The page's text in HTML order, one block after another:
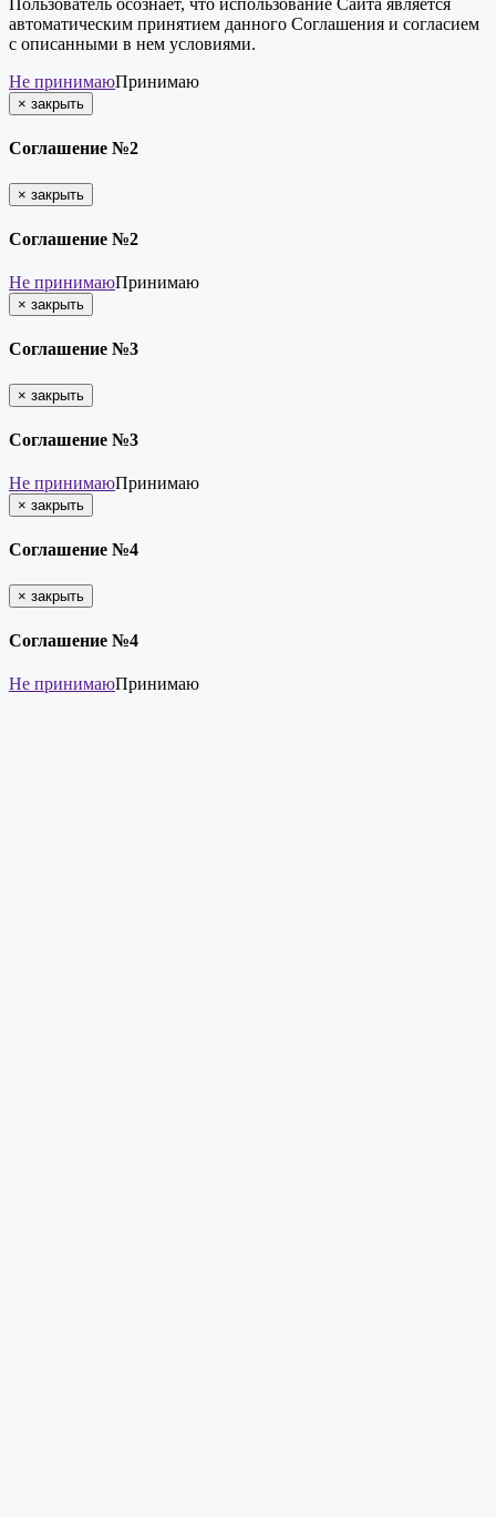
Пользователь осознает, что использование Сайта является
автоматическим принятием данного Соглашения и согласием
с описанными в нем условиями.
Не принимаюПринимаю
× закрыть
Соглашение №2
× закрыть
Соглашение №2
Не принимаюПринимаю
× закрыть
Соглашение №3
× закрыть
Соглашение №3
Не принимаюПринимаю
× закрыть
Соглашение №4
× закрыть
Соглашение №4
Не принимаюПринимаю